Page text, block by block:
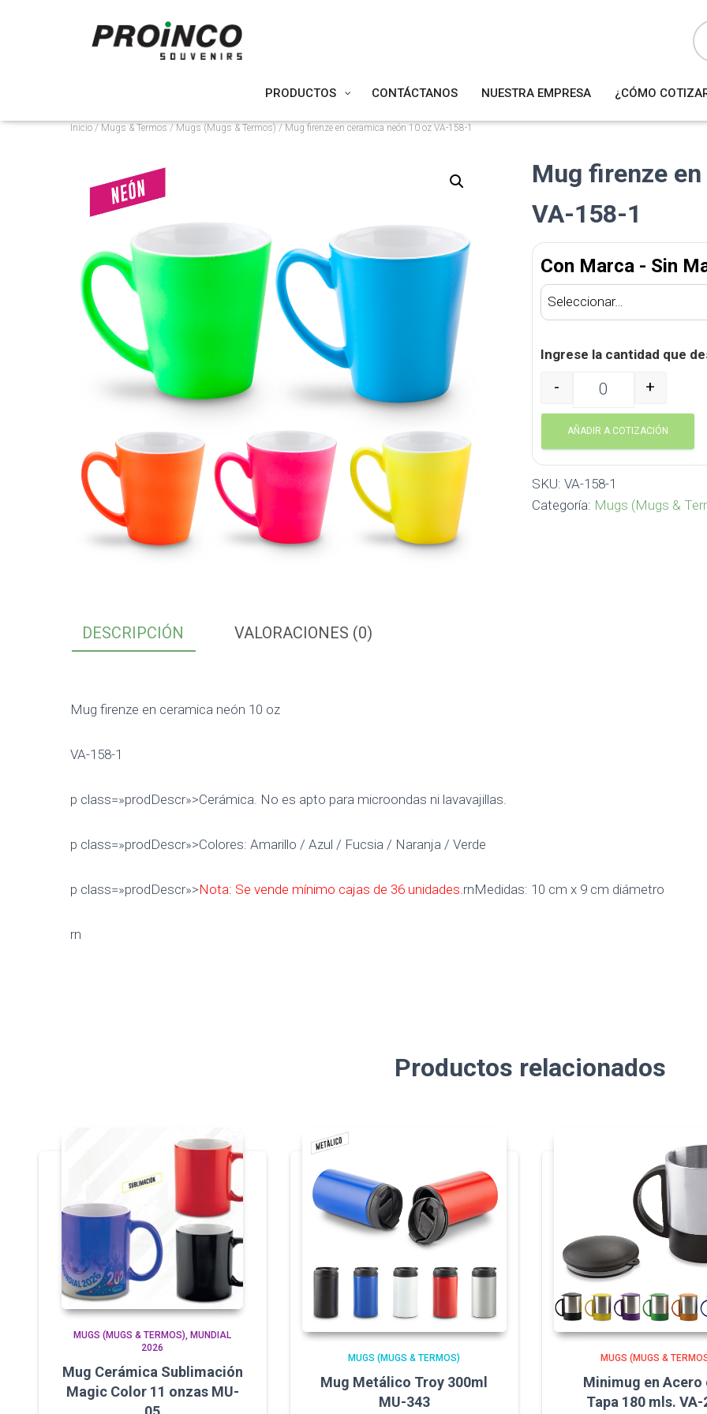
ú
q
a
d
t
o
PRODUCTOS CONTÁCTANOS NUESTRA EMPRESA ¿CÓMO
Inicio/ Mugs & Termos / Mugs (Mugs & Termos) / Mug firenze en ceramica neón 10 oz VA-158-1
Mug firenze
VA-158-1
Con Marca - Sin
Ingrese la cantidad que
Mug firenze en ceramica
- +
AÑADIR A COTIZACIÓN
SKU: VA-158-1
Categoría: Mugs (Mugs &
DESCRIPCIÓN VALORACIONES (0)
Mug firenze en ceramica neón 10 oz
VA-158-1
p class=»prodDescr»>Cerámica. No es apto para microondas ni lavavajillas.
p class=»prodDescr»>Colores: Amarillo / Azul / Fucsia / Naranja / Verde
p class=»prodDescr»>Nota: Se vende mínimo cajas de 36 unidades.rnMedidas: 10 cm x 9 cm diámetro
rn
Productos relacionados
MUGS (MUGS & TERMOS) MUNDIAL
2026
Mug Cerámica Sublimación
Magic Color 11 onzas MU-
MUGS (MUGS & TERMOS)
Mug Metálico Troy 300ml
MU-343
MUGS (MUGS &
Minimug en Acero
Tapa 180 mls. VA-